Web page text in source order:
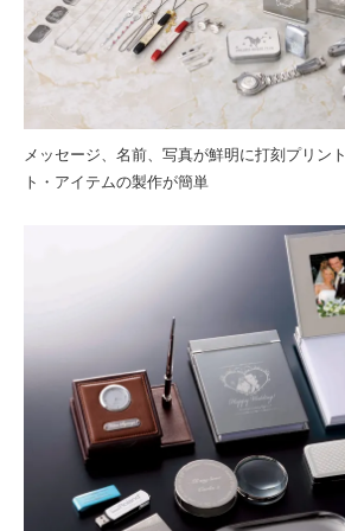
メッセージ、名前、写真が鮮明に打刻プリン
ト・アイテムの製作が簡単